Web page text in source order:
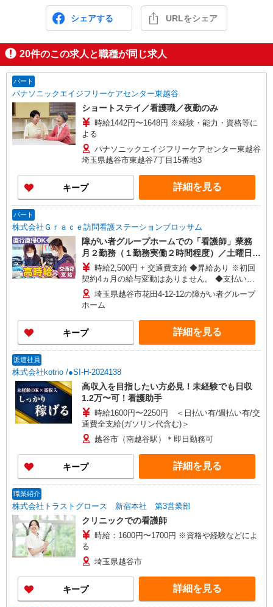
シェアする URLをシェア
20件のこの求人と職種が同じ求人
パート
パナソニックエイジフリーケアセンター東越谷
ショートステイ／看護職／夜勤のみ
時給1442円〜1648円 ※経験・能力・資格等に
よる
パナソニックエイジフリーケアセンター東越谷
埼玉県越谷市東越谷7丁目15番地3
キープ 詳細を見る
パート
株式会社Ｇｒａｃｅ訪問看護ステーションブロッサム
障がい者グループホームでの「看護師」業務
月２勤務（１勤務実働２時間程度）／土曜日や
日曜日等 ※平日の場合は１５：３０以降可
時給2,500円 + 交通費支給 ◆昇給あり ※初回
契約4ヵ月の給与変動はありません。 ◆支払い方
法：月1回 ◆交通費:一部支給 ※直行直帰OK
埼玉県越谷市花田4-12-12の障がい者グループ
ホーム
キープ 詳細を見る
派遣社員
株式会社kotrio /●SI-H-2024138
高収入を目指したい方必見！未経験でも日収
1.2万〜可！看護助手
時給1600円〜2250円 ＜日払い有/週払い有/交
通費全支給(ガソリン代含む)＞
越谷市（南越谷駅）＊即日勤務可
キープ 詳細を見る
職業紹介
株式会社トラストグロース 新宿本社 第3営業部
クリニックでの看護師
時給：1600円〜1700円 ※資格や経験などによ
る
埼玉県越谷市
キープ 詳細を見る